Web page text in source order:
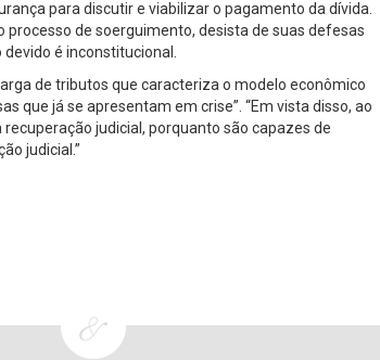
para discutir e viabilizar o pagamento da dívida.
de soerguimento, desista de suas defesas
é inconstitucional.
de tributos que caracteriza o modelo econômico
que já se apresentam em crise”. “Em vista disso, ao
judicial, porquanto são capazes de
judicial.”